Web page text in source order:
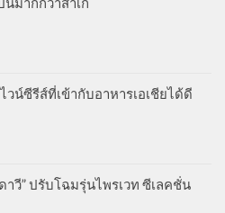
ไวน์ซีรีส์ที่เข้ากับอาหารเอเชียได้ดี
าวี” ปรับโฉมรุ่นไพรเวท ซีเลคชั่น